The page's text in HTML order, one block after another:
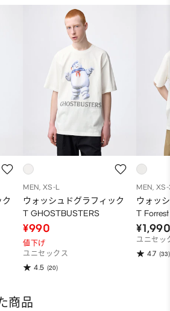
MEN, XS-L
ウォッシュドグラフィック
T GHOSTBUSTERS
¥990
値下げ
ユニセックス
4.5 (20)
MEN,
ウォッ
T
ユニセッ
4.7 (33)
商品